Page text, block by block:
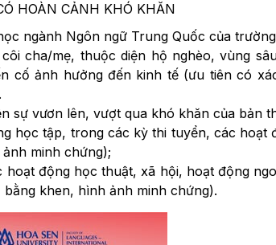
HOÀN CẢNH KHÓ KHĂN
ngành Ngôn ngữ Trung Quốc của
cha/mẹ, thuộc diện hộ nghèo, vùng
cố ảnh hưởng đến kinh tế (ưu tiên có
sự vươn lên, vượt qua khó khăn của bản
học tập, trong các kỳ thi tuyển, các
minh chứng);
hoạt động học thuật, xã hội, hoạt động
khen, hình ảnh minh chứng).